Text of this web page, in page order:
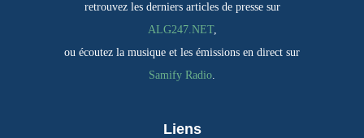
retrouvez les derniers articles de presse sur
ALG247.NET,
ou écoutez la musique et les émissions en direct sur
Samify Radio.
Liens